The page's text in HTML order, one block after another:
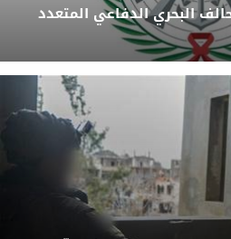
البحري الدفاعي المتعدد